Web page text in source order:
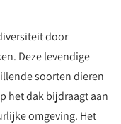
door
Deze levendige
soorten dieren
het dak bijdraagt aan
omgeving. Het